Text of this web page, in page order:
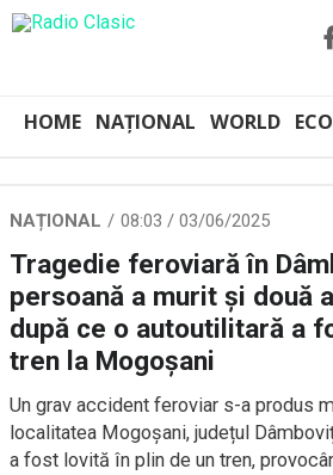
HOME NAȚIONAL WORLD
NAȚIONAL 08:03 / 03/06/2025
Tragedie feroviară în
persoană a murit și două
după ce o autoutilitară a
tren la Mogoșani
Un grav accident feroviar s-a produs
localitatea Mogoșani, județul
a fost lovită în plin de un tren,